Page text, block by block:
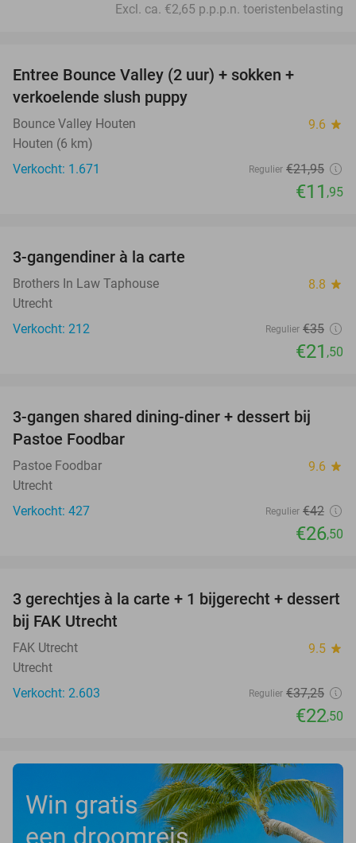
Excl. ca. €2,65 p.p.p.n. toeristenbelasting
Entree Bounce Valley (2 uur) + sokken +
verkoelende slush puppy
Bounce Valley Houten 9.6 star
Houten (6 km)
Verkocht: 1.671
Regulier €21,95
€11 ,95
3-gangendiner à la carte
Brothers In Law Taphouse 8.8 star
Utrecht
Verkocht: 212
Regulier €35
€21 ,50
37%
3-gangen shared dining-diner + dessert bij
Pastoe Foodbar
Pastoe Foodbar 9.6 star
Utrecht
Verkocht: 427
Regulier €42
€26,50
40%
3 gerechtjes à la carte + 1 bijgerecht + dessert
bij FAK Utrecht
FAK Utrecht 9.5 star
Utrecht
Verkocht: 2.603
Regulier €37,25
€22,50
Win gratis
een droomreis